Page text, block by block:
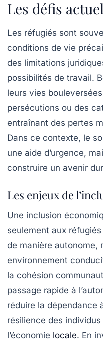
Les défis
Les réfugiés sont
conditions de vie
des limitations
possibilités de travail.
leurs vies
persécutions ou des
entraînant des pertes
Dans ce contexte, le
une aide d’urgence,
construire un avenir
Les enjeux de
Une inclusion
seulement aux
de manière autonome,
environnement
la cohésion
passage rapide à
réduire la dépendance
résilience des
l’économie locale. En